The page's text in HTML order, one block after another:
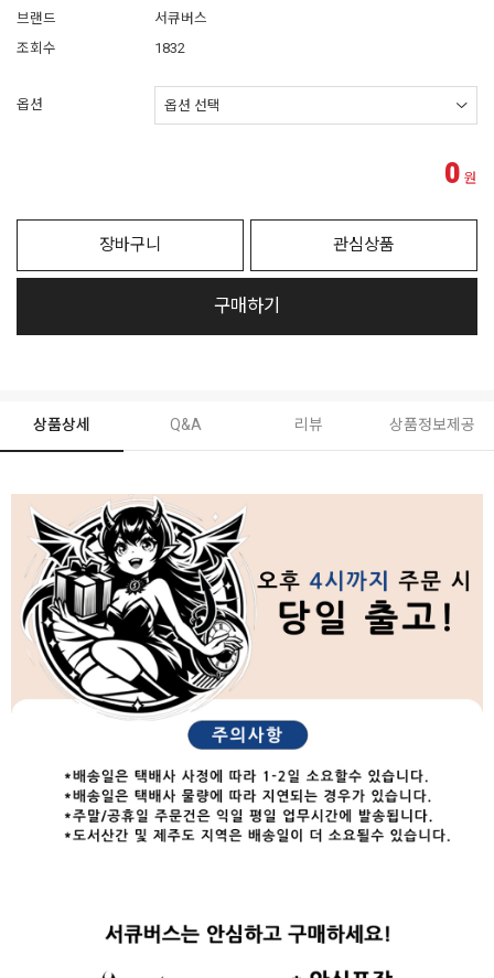
브랜드
서큐버스
조회수
1832
옵션
0 원
장바구니 관심상품
구매하기
상품상세 Q&A 리뷰 상품정보제공